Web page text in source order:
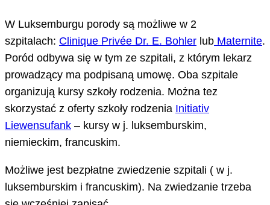
W Luksemburgu porody są możliwe w 2
szpitalach: Clinique Privée Dr. E. Bohler lub Maternite.
Poród odbywa się w tym ze szpitali, z którym lekarz
prowadzący ma podpisaną umowę. Oba szpitale
organizują kursy szkoły rodzenia. Można tez
skorzystać z oferty szkoły rodzenia Initiativ
Liewensufank – kursy w j. luksemburskim,
niemieckim, francuskim.
Możliwe jest bezpłatne zwiedzenie szpitali ( w j.
luksemburskim i francuskim). Na zwiedzanie trzeba